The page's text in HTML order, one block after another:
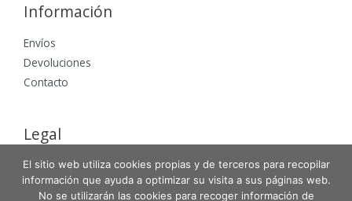
Información
Envíos
Devoluciones
Contacto
Legal
Aviso Legal
Política de Privacidad
El sitio web utiliza cookies propias y de terceros para recopilar
información que ayuda a optimizar su visita a sus páginas web.
No se utilizarán las cookies para recoger información de